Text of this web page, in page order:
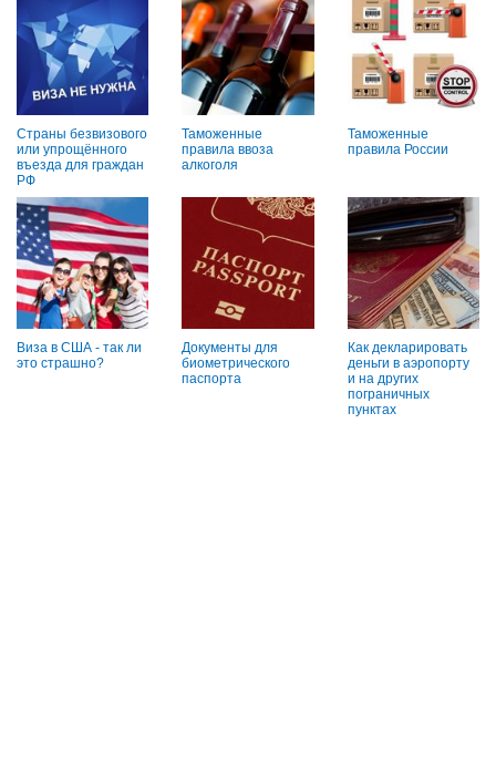
Страны безвизового
или упрощённого
въезда для граждан
РФ
Таможенные
правила ввоза
алкоголя
Таможенные
правила России
Виза в США - так ли
это страшно?
Документы для
биометрического
паспорта
Как декларировать
деньги в аэропорту
и на других
пограничных
пунктах